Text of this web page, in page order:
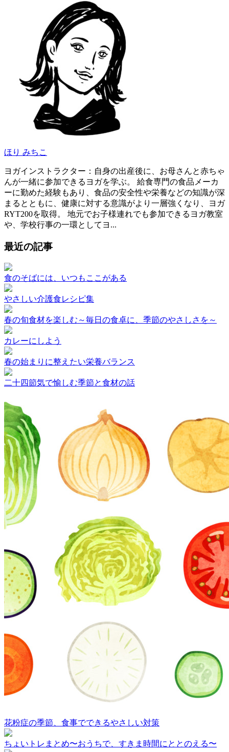
ほり みちこ
ヨガインストラクター：自身の出産後に、お母さんと赤ちゃ
んが一緒に参加できるヨガを学ぶ。 給食専門の食品メーカ
ーに勤めた経験もあり、食品の安全性や栄養などの知識が深
まるとともに、健康に対する意識がより一層強くなり、ヨガ
RYT200を取得。 地元でお子様連れでも参加できるヨガ教室
や、学校行事の一環としてヨ...
最近の記事
食のそばには、いつもここがある
やさしい介護食レシピ集
春の旬食材を楽しむ～毎日の食卓に、季節のやさしさを～
カレーにしよう
春の始まりに整えたい栄養バランス
二十四節気で愉しむ季節と食材の話
花粉症の季節、食事でできるやさしい対策
ちょいトレまとめ〜おうちで、すきま時間にととのえる〜